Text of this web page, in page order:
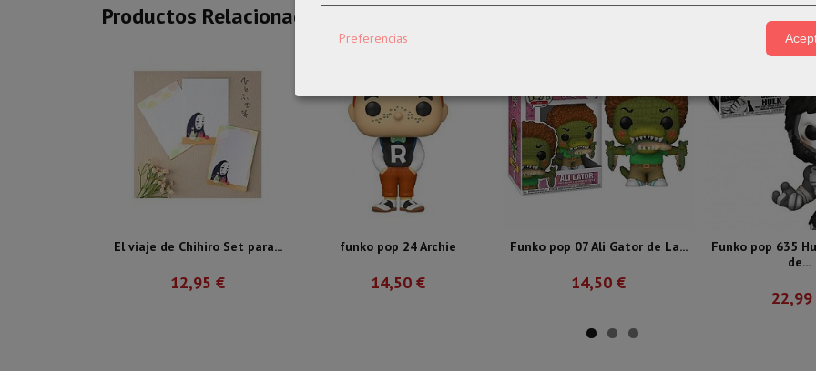
Productos Relacionados
El viaje de Chihiro Set para...
12,95 €
funko pop 24 Archie
14,50 €
Funko pop 07 Ali Gator de La...
14,50 €
Funko pop 635
de...
Preferencias